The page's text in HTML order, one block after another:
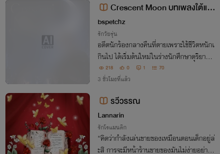
Crescent Moon บทเพลงใต้แส
งจันทร์
bspetchz
รักวัยรุ่น
อดีตนักร้องกลางคืนที่ตายเพราะใช้ชีวิตหนักเ
กินไป ได้เริ่มต้นใหม่ในร่างนักศึกษาดุริยางค์
ผู้มี “เสียงร้องที่ส่งถึงหัวใจคนฟัง” ใต้แสงจั
นทร์ เขาได้พบทั้งดนตรี ความรัก และเหตุผล
218 0 1 70
3 ชั่วโมงที่แล้ว
รวีวรรณ
Lannarin
รักโรแมนติก
“คิดว่ากำลังเล่นขายของเหมือนตอนเด็กอยู่ล่
ะสิ การจะมีหน้าร้านขายของมันไม่ง่ายอย่าง